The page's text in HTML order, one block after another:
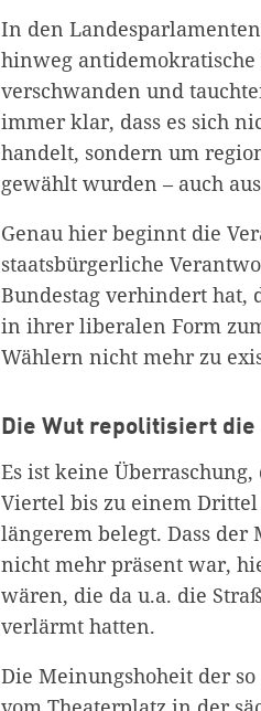
In den
hinweg
verschwanden und
immer klar, dass es sich
handelt, sondern um
gewählt wurden – auch
Genau hier beginnt die
staatsbürgerliche
Bundestag verhindert
in ihrer liberalen Form
Wählern nicht mehr zu
Die Wut repolitisiert
Es ist keine
Viertel bis zu einem
längerem belegt. Dass der
nicht mehr präsent war,
wären, die da u.a. die
verlärmt hatten.
Die Meinungshoheit der